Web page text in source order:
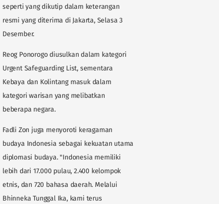
seperti yang dikutip dalam keterangan
resmi yang diterima di Jakarta, Selasa 3
Desember.
Reog Ponorogo diusulkan dalam kategori
Urgent Safeguarding List, sementara
Kebaya dan Kolintang masuk dalam
kategori warisan yang melibatkan
beberapa negara.
Fadli Zon juga menyoroti keragaman
budaya Indonesia sebagai kekuatan utama
diplomasi budaya. "Indonesia memiliki
lebih dari 17.000 pulau, 2.400 kelompok
etnis, dan 720 bahasa daerah. Melalui
Bhinneka Tunggal Ika, kami terus